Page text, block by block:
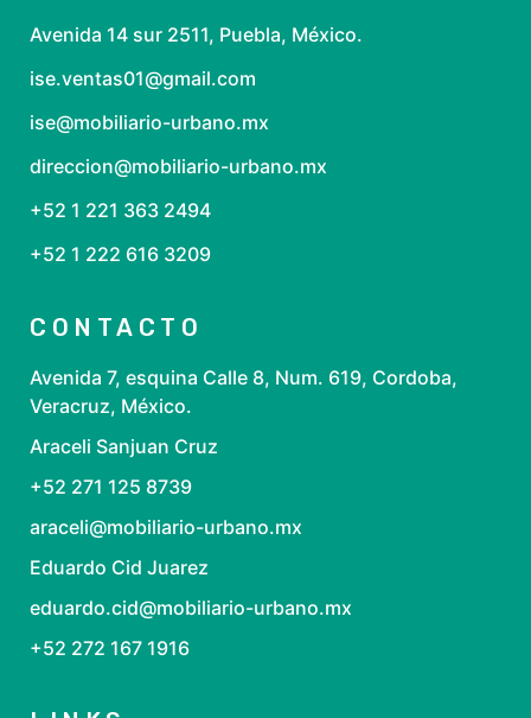
Avenida 14 sur 2511, Puebla, México.
ise.ventas01@gmail.com
ise@mobiliario-urbano.mx
direccion@mobiliario-urbano.mx
+52 1 221 363 2494
+52 1 222 616 3209
CONTACTO
Avenida 7, esquina Calle 8, Num. 619, Cordoba,
Veracruz, México.
Araceli Sanjuan Cruz
+52 271 125 8739
araceli@mobiliario-urbano.mx
Eduardo Cid Juarez
eduardo.cid@mobiliario-urbano.mx
+52 272 167 1916